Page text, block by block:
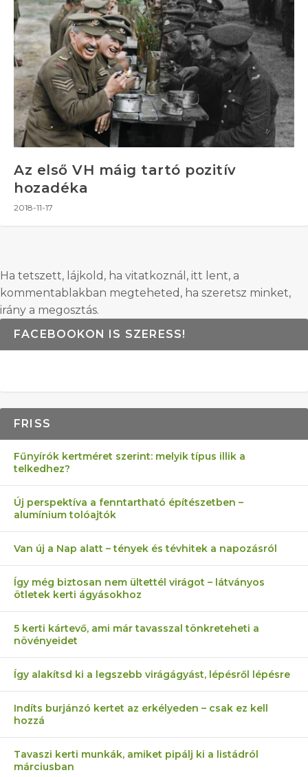
Az első VH máig tartó pozitív
hozadéka
2018-11-17
Ha tetszett, lájkold, ha vitatkoznál, itt lent, a
kommentablakban megteheted, ha szeretsz minket,
irány a megosztás.
FACEBOOKON IS SZERESS!
FRISS
Fűnyírók kertméret szerint: melyik típus illik a
telkedhez?
Új perspektíva a fenntartható építészetben –
alumínium tolóajtók
Van új a Nap alatt – tények és tévhitek a napozásról
Így még biztosan nem ültettél virágot – látványos
ötletek kerti ágyásokhoz
5 kerti kártevő, ami már tavasszal tönkreteheti a
növényeidet
Így alakítsd ki a legszebb virágágyást, lépésről lépésre
Indíts burjánzó kertet az erkélyeden – csak ez kell
hozzá
Tavaszi kerti munkák, amiket pipálj ki a listádról
márciusban